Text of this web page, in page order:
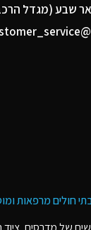
חולים מרפאות